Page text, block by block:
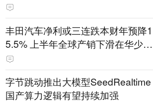
丰田汽车净利或三连跌本财年预降1
5.5% 上半年全球产销下滑在华少卖
14.3万辆
字节跳动推出大模型SeedRealtime
国产算力逻辑有望持续加强